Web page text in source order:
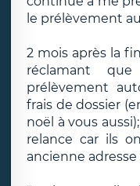
le prélèvement
2 mois après la
réclamant
prélèvement
frais de dossier
noël à vous
relance car ils
ancienne adresse